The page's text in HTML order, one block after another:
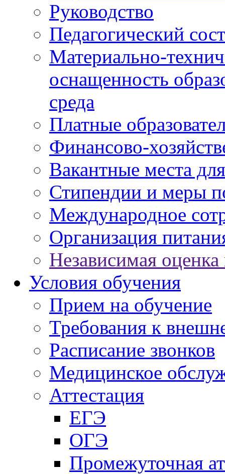
Руководство
Педагогический
Материально-
оснащенность
среда
Платные
Финансово-
Вакантные места
Стипендии и меры
Международное
Организация
Независимая оценка
Условия обучения
Прием на обучение
Требования к
Расписание звонков
Медицинское
Аттестация
ЕГЭ
ОГЭ
Промежуточная